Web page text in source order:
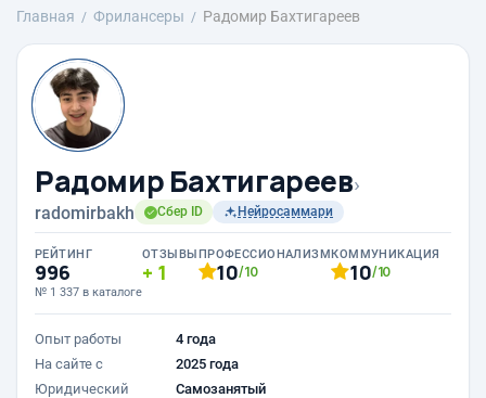
Главная Фрилансеры Радомир Бахтигареев
Радомир Бахтигареев›
radomirbakh Сбер ID Нейросаммари
РЕЙТИНГ
996
№ 1 337 в каталоге
ОТЗЫВЫ
1
ПРОФЕССИОНАЛИЗМ
10/10
КОММУНИКАЦИЯ
10/10
Опыт работы
4 года
На сайте с
2025 года
Юридический
Самозанятый